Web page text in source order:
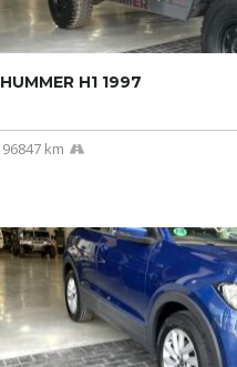
HUMMER H1 1997
96847 km